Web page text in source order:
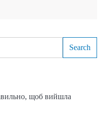
Search
щоб вийшла